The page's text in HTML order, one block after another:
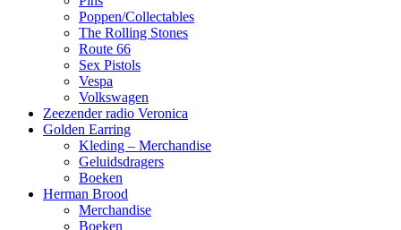
Poppen/Collectables
The Rolling Stones
Route 66
Sex Pistols
Vespa
Volkswagen
Zeezender radio Veronica
Golden Earring
Kleding – Merchandise
Geluidsdragers
Boeken
Herman Brood
Merchandise
Boeken